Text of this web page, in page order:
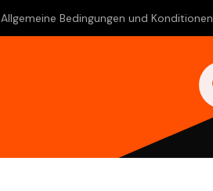
Allgemeine Bedingungen und Konditionen